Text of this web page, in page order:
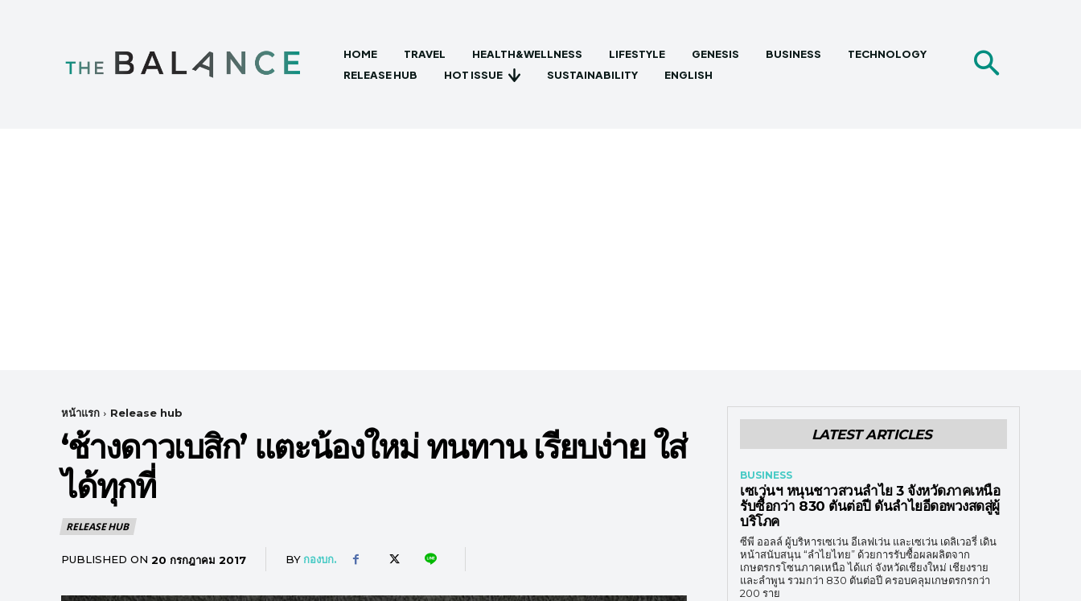
HOME TRAVEL HEALTH&WELLNESS LIFESTYLE GENESIS BUSINESS
TECHNOLOGY
RELEASE HUB
HOT ISSUE SUSTAINABILITY ENGLISH
หน้าแรก Release hub
‘ช้างดาวเบสิก’ แตะน้องใหม่ ทนทาน เรียบง่าย ใส่
ได้ทุกที่
RELEASE HUB
PUBLISHED ON 20 กรกฎาคม 2017 BY กองบก.
LATEST ARTICLES
BUSINESS
เซเว่นฯ หนุนชาวสวนลำไย 3 จังหวัดภาคเหนือ
รับซื้อกว่า 830 ตันต่อปี ดันลำไยอีดอพวงสดสู่ผู้
บริโภค
ซีพี ออลล์ ผู้บริหารเซเว่น อีเลฟเว่น และเซเว่น เดลิเวอรี่ เดิน
หน้าสนับสนุน “ลำไยไทย” ด้วยการรับซื้อผลผลิตจาก
เกษตรกรโซนภาคเหนือ ได้แก่ จังหวัดเชียงใหม่ เชียงราย
และลำพูน รวมกว่า 830 ตันต่อปี ครอบคลุมเกษตรกรกว่า
200 ราย